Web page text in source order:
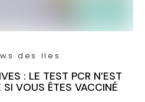
des Iles
: LE TEST PCR N’EST
SI VOUS ÊTES VACCINÉ